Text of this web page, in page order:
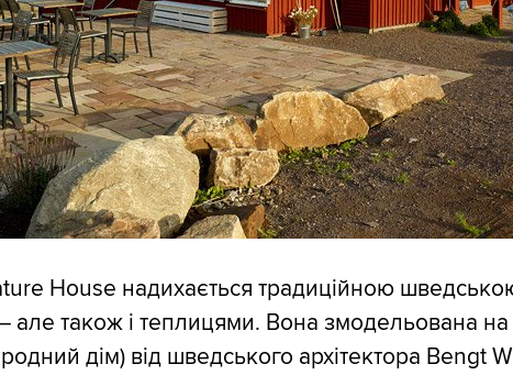
House надихається традиційною
але також і теплицями. Вона змодельована на
дім) від шведського архітектора Bengt